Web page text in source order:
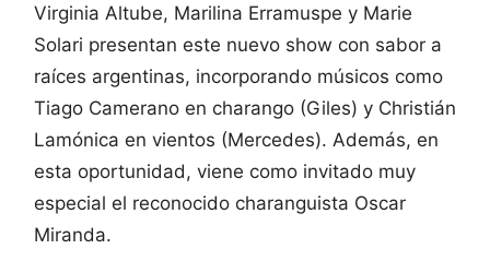
Virginia Altube, Marilina Erramuspe y Marie
Solari presentan este nuevo show con sabor a
raíces argentinas, incorporando músicos como
Tiago Camerano en charango (Giles) y Christián
Lamónica en vientos (Mercedes). Además, en
esta oportunidad, viene como invitado muy
especial el reconocido charanguista Oscar
Miranda.